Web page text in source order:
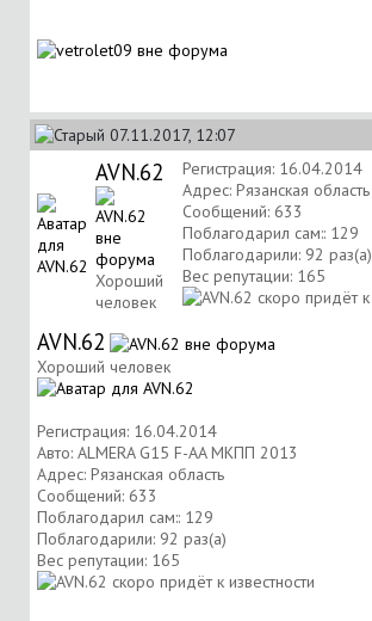
07.11.2017, 12:07
AVN.62
Хороший
человек
Регистрация: 16.04.2014
Адрес: Рязанская область
Сообщений: 633
Поблагодарил сам:: 129
Поблагодарили: 92 раз(а)
Вес репутации: 165
AVN.62
Хороший человек
Регистрация: 16.04.2014
Авто: ALMERA G15 F-AA МКПП 2013
Адрес: Рязанская область
Сообщений: 633
Поблагодарил сам:: 129
Поблагодарили: 92 раз(а)
Вес репутации: 165